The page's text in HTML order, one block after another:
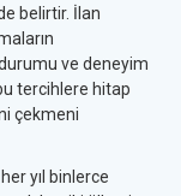
belirtir. İlan
ve deneyim
tercihlere hitap
çekmeni
yıl binlerce